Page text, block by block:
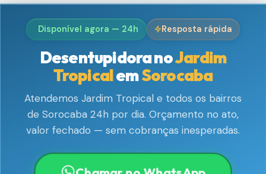
Disponível agora — 24h Resposta rápida
Desentupidora noJardim
TropicalemSorocaba
Atendemos Jardim Tropical e todos os bairros
de Sorocaba 24h por dia. Orçamento no ato,
valor fechado — sem cobranças inesperadas.